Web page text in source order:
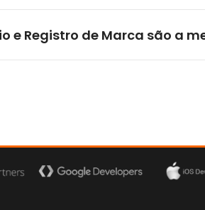
e Registro de Marca são a